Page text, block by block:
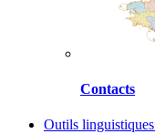
Contacts
Outils linguistiques